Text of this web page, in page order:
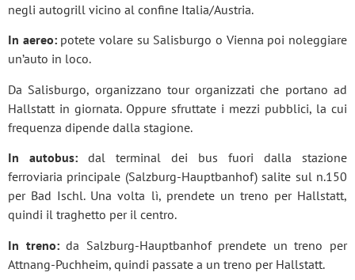
negli autogrill vicino al confine Italia/Austria.
In aereo:potete volare su Salisburgo o Vienna poi noleggiare
un’auto in loco.
Da Salisburgo, organizzano tour organizzati che portano ad
Hallstatt in giornata. Oppure sfruttate i mezzi pubblici, la cui
frequenza dipende dalla stagione.
In autobus: dal terminal dei bus fuori dalla stazione
ferroviaria principale (Salzburg-Hauptbanhof) salite sul n.150
per Bad Ischl. Una volta lì, prendete un treno per Hallstatt,
quindi il traghetto per il centro.
In treno:da Salzburg-Hauptbanhof prendete un treno per
Attnang-Puchheim, quindi passate a un treno per Hallstatt.